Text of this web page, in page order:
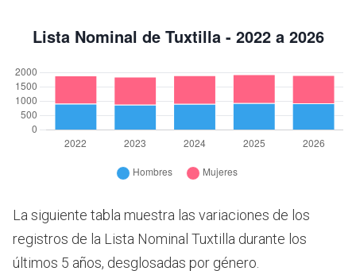
La siguiente tabla muestra las variaciones de los
registros de la Lista Nominal Tuxtilla durante los
últimos 5 años, desglosadas por género.